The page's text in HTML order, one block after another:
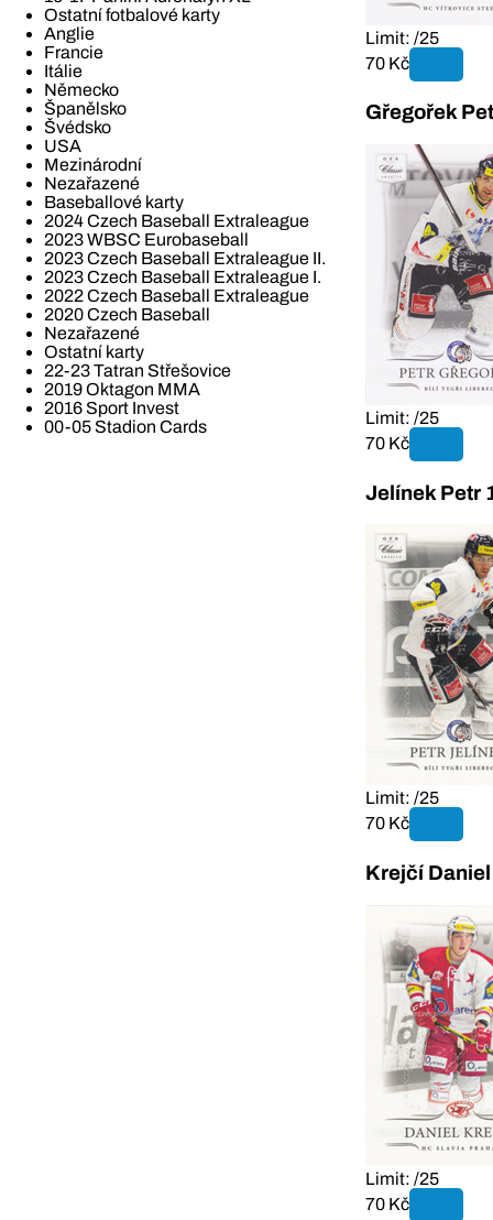
Ostatní fotbalové karty
Anglie
Francie
Itálie
Německo
Španělsko
Švédsko
USA
Mezinárodní
Nezařazené
Baseballové karty
2024 Czech Baseball Extraleague
2023 WBSC Eurobaseball
2023 Czech Baseball Extraleague II.
2023 Czech Baseball Extraleague I.
2022 Czech Baseball Extraleague
2020 Czech Baseball
Nezařazené
Ostatní karty
22-23 Tatran Střešovice
2019 Oktagon MMA
2016 Sport Invest
00-05 Stadion Cards
Limit: /25
70 Kč
Gřegořek
Limit: /25
70 Kč
Jelínek Petr
Limit: /25
70 Kč
Krejčí
Limit: /25
70 Kč